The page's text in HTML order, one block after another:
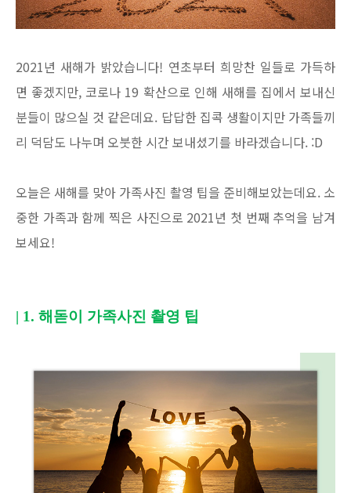
2021년 새해가 밝았습니다! 연초부터 희망찬 일들로 가득하
면 좋겠지만, 코로나 19 확산으로 인해 새해를 집에서 보내신
분들이 많으실 것 같은데요. 답답한 집콕 생활이지만 가족들끼
리 덕담도 나누며 오붓한 시간 보내셨기를 바라겠습니다. :D
오늘은 새해를 맞아 가족사진 촬영 팁을 준비해보았는데요. 소
중한 가족과 함께 찍은 사진으로 2021년 첫 번째 추억을 남겨
보세요!
| 1. 해돋이 가족사진 촬영 팁